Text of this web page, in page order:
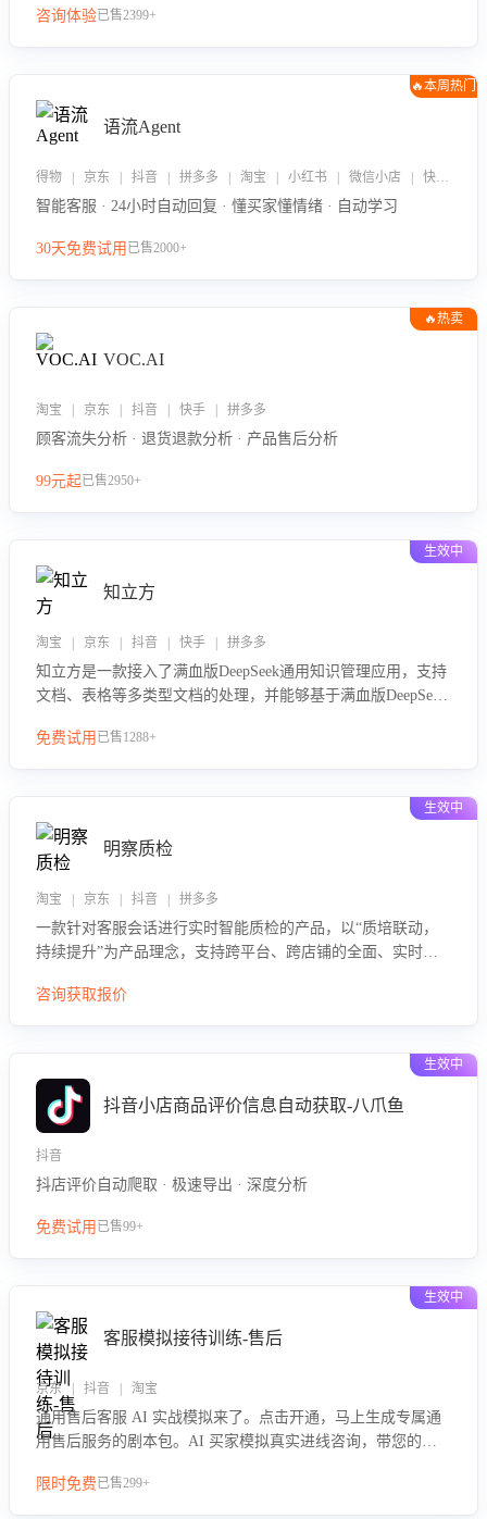
咨询体验已售2399+
🔥本周热门
语流Agent
得物 | 京东 | 抖音 | 拼多多 | 淘宝 | 小红书 | 微信小店 | 快手 | 唯品会
智能客服 · 24小时自动回复 · 懂买家懂情绪 · 自动学习
30天免费试用 已售2000+
🔥热卖
VOC.AI
淘宝 | 京东 | 抖音 | 快手 | 拼多多
顾客流失分析 · 退货退款分析 · 产品售后分析
99元起已售2950+
生效中
知立方
淘宝 | 京东 | 抖音 | 快手 | 拼多多
知立方是一款接入了满血版DeepSeek通用知识管理应用，支持
文档、表格等多类型文档的处理，并能够基于满血版DeepSeek
助用户高效管理和利用知识资源。通过该产品，用户可以轻松
免费试用 已售1288+
生效中
明察质检
淘宝 | 京东 | 抖音 | 拼多多
一款针对客服会话进行实时智能质检的产品，以“质培联动，
持续提升”为产品理念，支持跨平台、跨店铺的全面、实时、
队的销服能力。
咨询获取报价
生效中
抖音小店商品评价信息自动获取-八爪鱼
抖音
抖店评价自动爬取 · 极速导出 · 深度分析
免费试用 已售99+
生效中
客服模拟接待训练-售后
京东 | 抖音 | 淘宝
通用售后客服 AI 实战模拟来了。点击开通，马上生成专属通
用售后服务的剧本包。AI 买家模拟真实进线咨询，带您的客
要点，轻松提升服务能力。
限时免费已售299+